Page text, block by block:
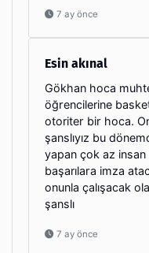
7 ay önce
Esin akınal
Gökhan hoca
öğrencilerine
otoriter bir hoca.
şanslıyız bu
yapan çok az
başarılara imza
onunla çalışacak
şanslı
7 ay önce